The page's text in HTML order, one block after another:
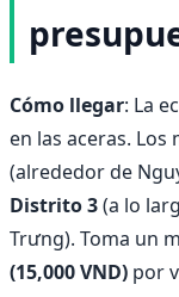
Cómo llegar: La
en las aceras.
(alrededor de
Distrito 3(a lo
Trưng). Toma un
(15,000 VND) por